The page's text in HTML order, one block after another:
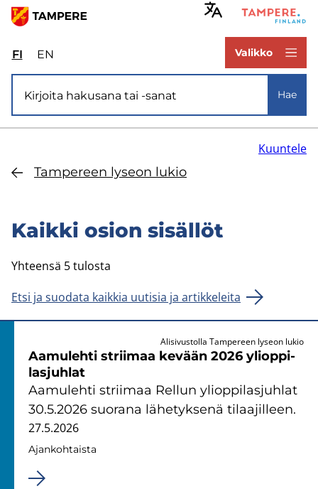
Hyppää
FIValitse
sivuston
kieli:
suomi
ENSelect
site
language:
Valikko
Hae
Tam­pe­reen ly­seon lukio
Kuuntele
Kaik­ki osion si­säl­löt
Yhteensä 5 tulosta
Etsi ja suodata kaikkia uutisia ja artikkeleita
Alisivustolla Tampereen lyseon lukio
Aa­mu­leh­ti strii­maa ke­vään 2026 yli­op­pi­
las­juh­lat
Aa­mu­leh­ti strii­maa Rel­lun yli­op­pi­las­juh­lat
30.5.2026 suo­ra­na lä­he­tyk­se­nä ti­laa­jil­leen.
27.5.2026
Ajan­koh­tais­ta